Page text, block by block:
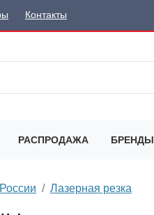
Контакты
РАСПРОДАЖА БРЕНДЫ
Лазерная резка